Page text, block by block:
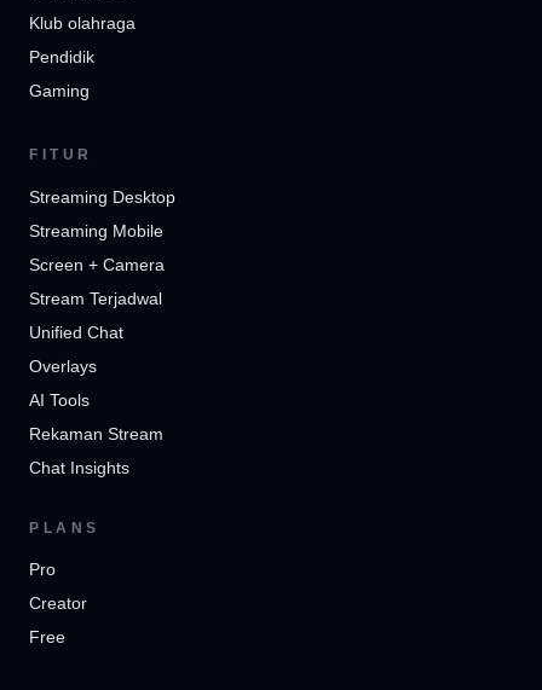
Klub olahraga
Pendidik
Gaming
FITUR
Streaming Desktop
Streaming Mobile
Screen + Camera
Stream Terjadwal
Unified Chat
Overlays
AI Tools
Rekaman Stream
Chat Insights
PLANS
Pro
Creator
Free